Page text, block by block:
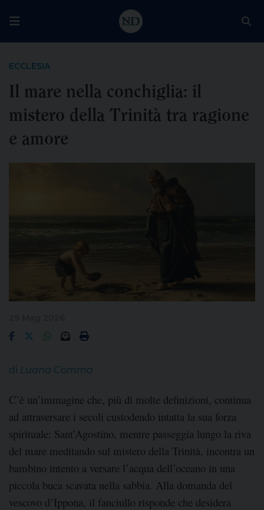
ECCLESIA
Il mare nella conchiglia: il
mistero della Trinità tra ragione
e amore
di Luana Comma
C’è un’immagine che, più di molte definizioni, continua
ad attraversare i secoli custodendo intatta la sua forza
spirituale: Sant’Agostino, mentre passeggia lungo la riva
del mare meditando sul mistero della Trinità, incontra un
bambino intento a versare l’acqua dell’oceano in una
piccola buca scavata nella sabbia. Alla domanda del
vescovo d’Ippona, il fanciullo risponde che desidera